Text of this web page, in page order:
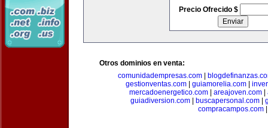
Precio Ofrecido $
Otros dominios en venta:
comunidadempresas.com|
gestionventas.com| guiamorelia.com|
mercadoenergetico.com| areajoven.com|
guiadiversion.com| buscapersonal.com|
compracampos.com